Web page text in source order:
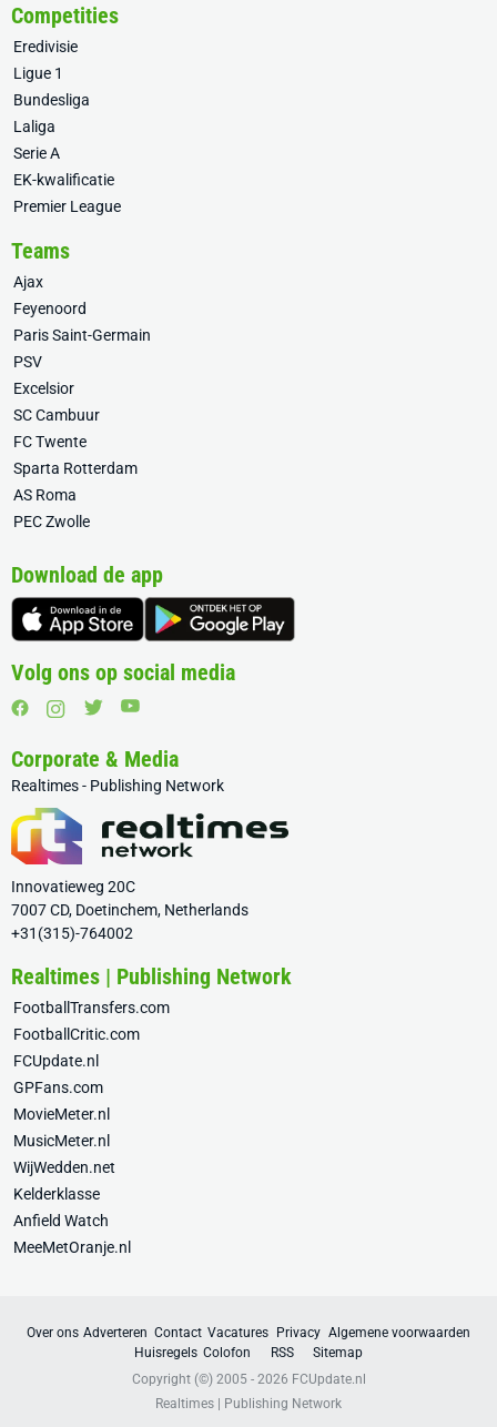
Competities
Eredivisie
Ligue 1
Bundesliga
Laliga
Serie A
EK-kwalificatie
Premier League
Teams
Ajax
Feyenoord
Paris Saint-Germain
PSV
Excelsior
SC Cambuur
FC Twente
Sparta Rotterdam
AS Roma
PEC Zwolle
Download de app
Volg ons op social media
Corporate & Media
Realtimes - Publishing Network
Innovatieweg 20C
7007 CD, Doetinchem, Netherlands
+31(315)-764002
Realtimes | Publishing Network
FootballTransfers.com
FootballCritic.com
FCUpdate.nl
GPFans.com
MovieMeter.nl
MusicMeter.nl
WijWedden.net
Kelderklasse
Anfield Watch
MeeMetOranje.nl
Over ons Adverteren Contact Vacatures Privacy Algemene voorwaarden
Huisregels Colofon RSS
Sitemap
Copyright (©) 2005 - 2026 FCUpdate.nl
Realtimes | Publishing Network